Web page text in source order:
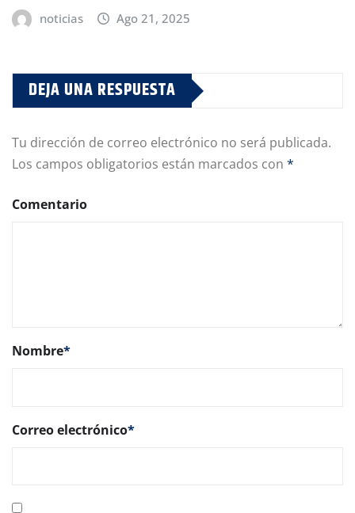
noticias Ago 21, 2025
DEJA UNA RESPUESTA
Tu dirección de correo electrónico no será publicada.
Los campos obligatorios están marcados con *
Comentario
Nombre*
Correo electrónico*